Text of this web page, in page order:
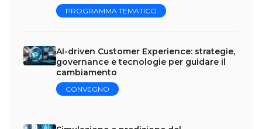
PROGRAMMA TEMATICO
AI-driven Customer Experience: strategie,
governance e tecnologie per guidare il
cambiamento
CONVEGNO